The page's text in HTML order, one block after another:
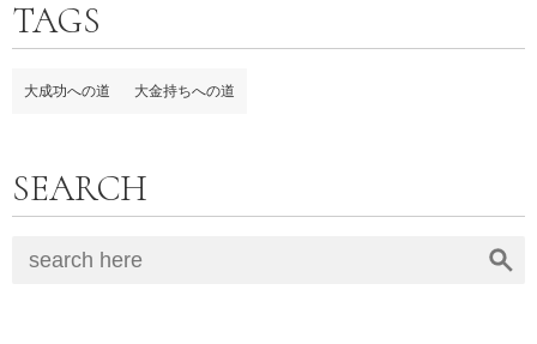
TAGS
大成功への道 大金持ちへの道
SEARCH